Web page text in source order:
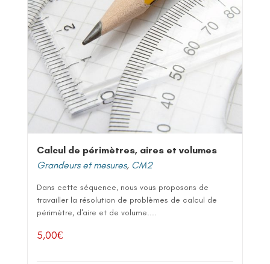
Calcul de périmètres, aires et volumes
Grandeurs et mesures, CM2
Dans cette séquence, nous vous proposons de
travailler la résolution de problèmes de calcul de
périmètre, d'aire et de volume....
5,00€